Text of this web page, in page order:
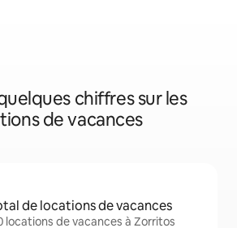
chiffres sur les
de vacances
de locations de vacances
locations de vacances à Zorritos